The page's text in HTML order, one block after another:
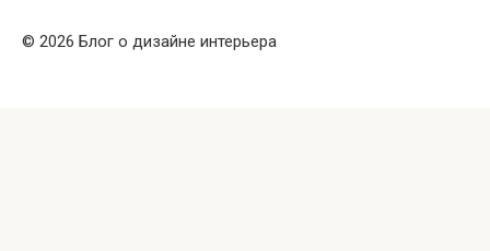
© 2026 Блог о дизайне интерьера